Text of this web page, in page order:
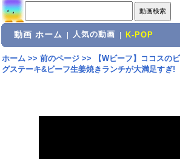
動画 ホーム 人気の動画 K-POP
ホーム>> 前のページ>>
【Wビーフ】ココスの
グステーキ&ビーフ生姜焼きランチが大満足すぎ!